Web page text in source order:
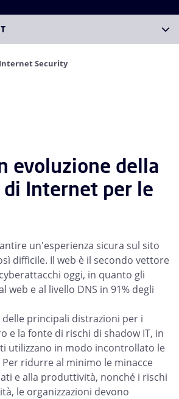
Internet Security
evoluzione della
di Internet per le
un'esperienza sicura sul sito
difficile. Il web è il secondo vettore
oggi, in quanto gli
web e al livello DNS in 91% degli
delle principali distrazioni per i
e la fonte di rischi di shadow IT, in
utilizzano in modo incontrollato le
ridurre al minimo le minacce
e alla produttività, nonché i rischi
le organizzazioni devono